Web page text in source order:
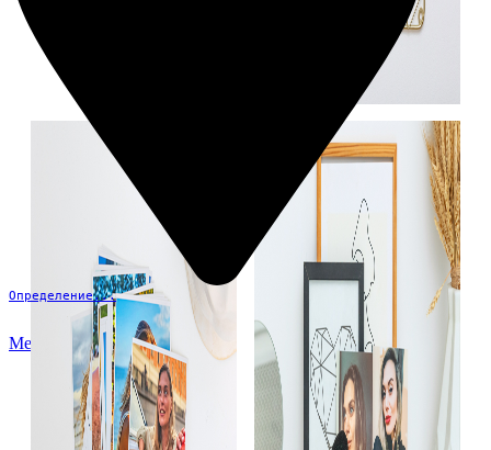
Определение...
Меню